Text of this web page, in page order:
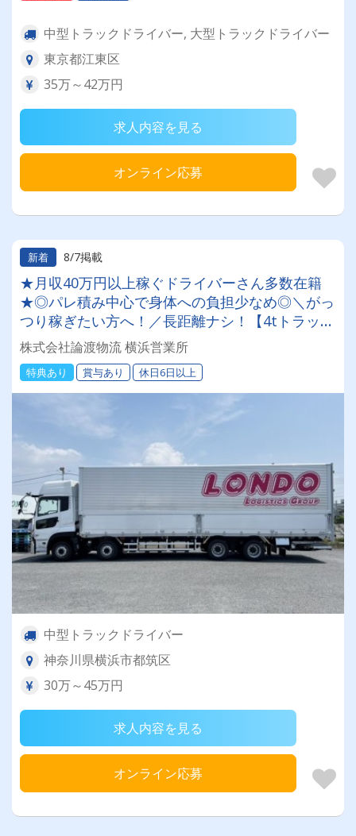
中型トラックドライバー, 大型トラックドライバー
東京都江東区
35万～42万円
求人内容を見る
オンライン応募
新着 8/7掲載
★月収40万円以上稼ぐドライバーさん多数在籍
★◎パレ積み中心で身体への負担少なめ◎＼がっ
つり稼ぎたい方へ！／長距離ナシ！【4tトラック
ドライバー】無料の保養所あり #賞与年2回 ＼入
社祝い金10万円支給／女性ドライバーも活躍中！
株式会社論渡物流 横浜営業所
特典あり 賞与あり 休日6日以上
中型トラックドライバー
神奈川県横浜市都筑区
30万～45万円
求人内容を見る
オンライン応募